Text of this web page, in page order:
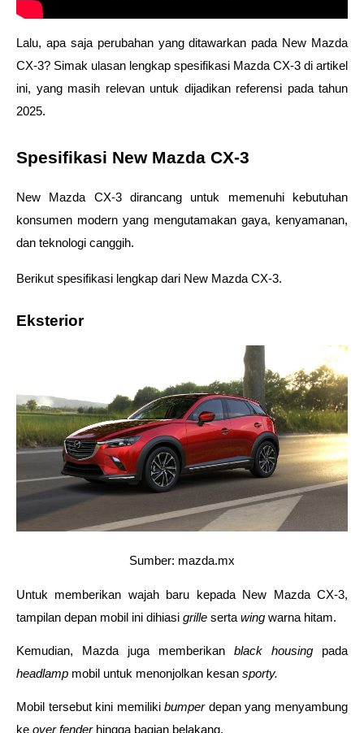
Lalu, apa saja perubahan yang ditawarkan pada New Mazda
CX-3? Simak ulasan lengkap spesifikasi Mazda CX-3 di artikel
ini, yang masih relevan untuk dijadikan referensi pada tahun
2025.
Spesifikasi New Mazda CX-3
New Mazda CX-3 dirancang untuk memenuhi kebutuhan
konsumen modern yang mengutamakan gaya, kenyamanan,
dan teknologi canggih.
Berikut spesifikasi lengkap dari New Mazda CX-3.
Eksterior
Sumber: mazda.mx
Untuk memberikan wajah baru kepada New Mazda CX-3,
tampilan depan mobil ini dihiasi grille serta wing warna hitam.
Kemudian, Mazda juga memberikan black housing
headlamp mobil untuk menonjolkan kesan sporty.
Mobil tersebut kini memiliki bumper depan yang menyambung
ke over fender hingga bagian belakang.